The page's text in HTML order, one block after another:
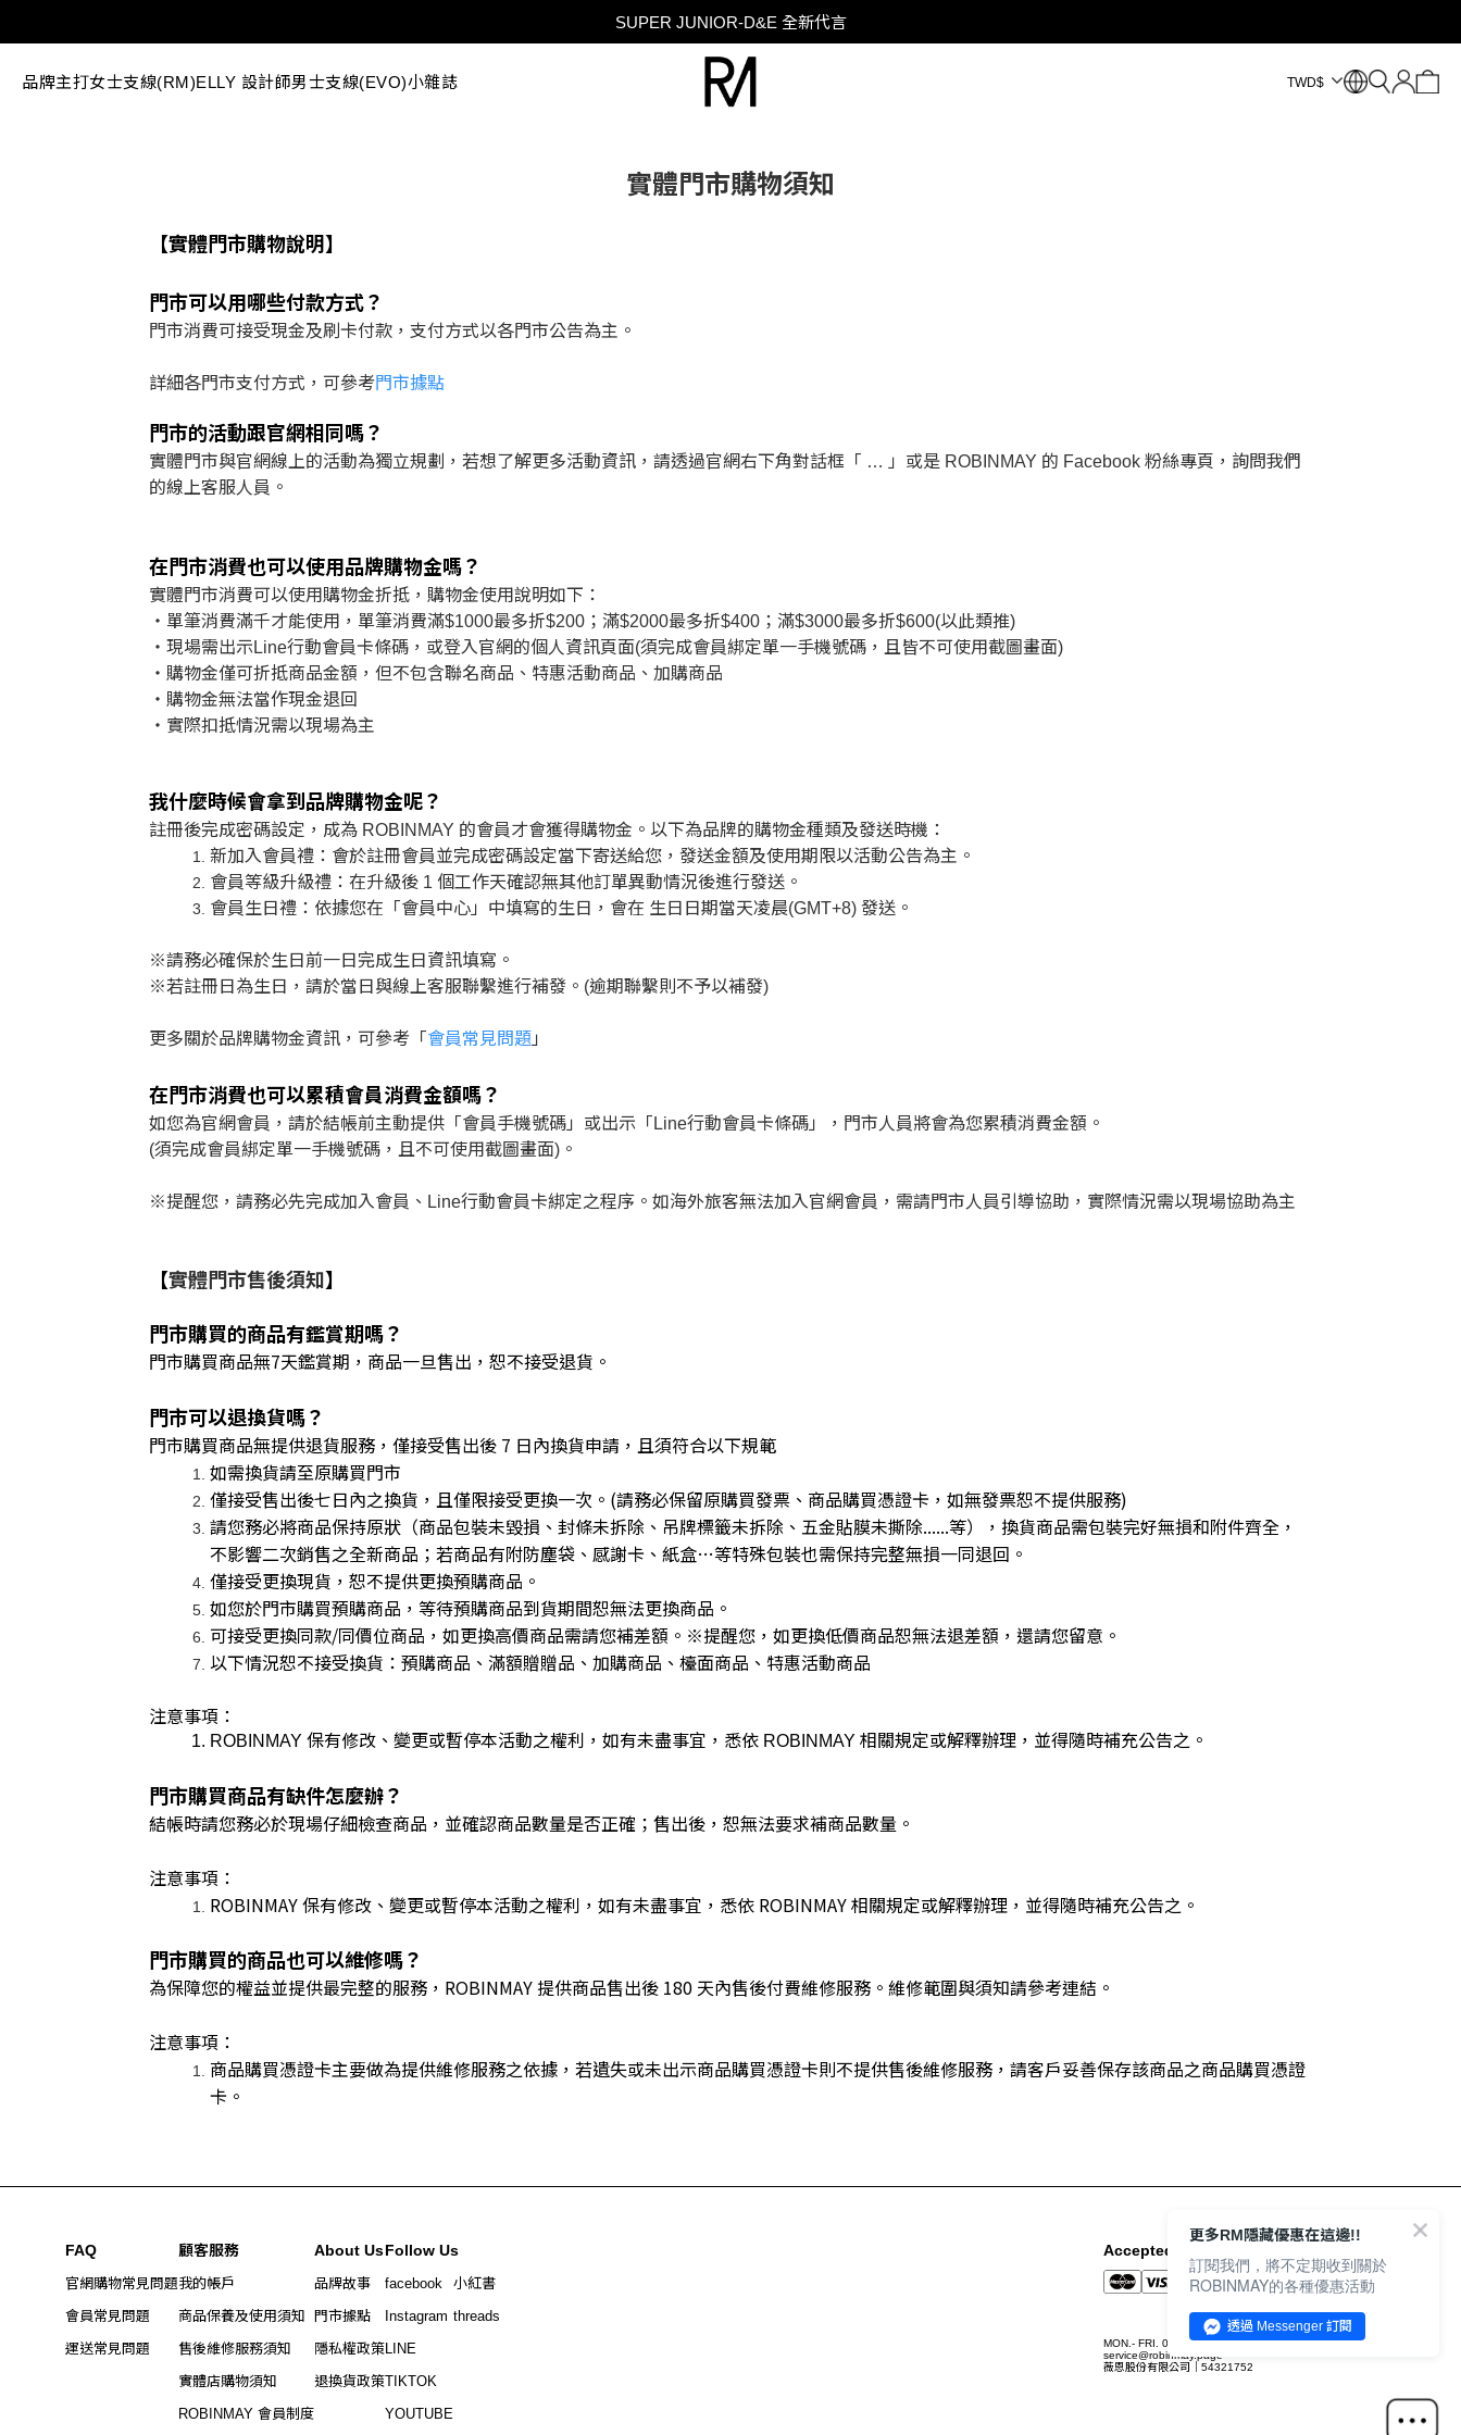
SUPER JUNIOR-D&E 全新代言
SUPER JUNIOR-D&E 全新代言
台灣限定 香膏禮盒隨贈限定香水小樣 贈完為止
SUPER JUNIOR-D&E 全新代言
品牌主打女士支線(RM)ELLY 設計師男士支線(EVO)小雜誌 $
TWD
實體門市購物須知
【實體門市購物說明】
門市可以用哪些付款方式？
門市消費可接受現金及刷卡付款，支付方式以各門市公告為主。
詳細各門市支付方式，可參考門市據點
門市的活動跟官網相同嗎？
實體門市與官網線上的活動為獨立規劃，若想了解更多活動資訊，請透過官網右下角對話框「 … 」或是 ROBINMAY 的 Facebook 粉絲專頁，詢問我們
的線上客服人員。
在門市消費也可以使用品牌購物金嗎？
實體門市消費可以使用購物金折抵，購物金使用說明如下：
・單筆消費滿千才能使用，單筆消費滿$1000最多折$200；滿$2000最多折$400；滿$3000最多折$600(以此類推)
・現場需出示Line行動會員卡條碼，或登入官網的個人資訊頁面(須完成會員綁定單一手機號碼，且皆不可使用截圖畫面)
・購物金僅可折抵商品金額，但不包含聯名商品、特惠活動商品、加購商品
・購物金無法當作現金退回
・實際扣抵情況需以現場為主
我什麼時候會拿到品牌購物金呢？
註冊後完成密碼設定，成為 ROBINMAY 的會員才會獲得購物金。以下為品牌的購物金種類及發送時機：
新加入會員禮：會於註冊會員並完成密碼設定當下寄送給您，發送金額及使用期限以活動公告為主。
會員等級升級禮：在升級後 1 個工作天確認無其他訂單異動情況後進行發送。
會員生日禮：依據您在「會員中心」中填寫的生日，會在 生日日期當天凌晨(GMT+8) 發送。
※請務必確保於生日前一日完成生日資訊填寫。
※若註冊日為生日，請於當日與線上客服聯繫進行補發。(逾期聯繫則不予以補發)
更多關於品牌購物金資訊，可參考「 會員常見問題 」
在門市消費也可以累積會員消費金額嗎？
如您為官網會員，請於結帳前主動提供「會員手機號碼」或出示「Line行動會員卡條碼」，門市人員將會為您累積消費金額。
(須完成會員綁定單一手機號碼，且不可使用截圖畫面)。
※提醒您，請務必先完成加入會員、Line行動會員卡綁定之程序。 如海外旅客無法加入官網會員，需請門市人員引導協助，實際情況需以現場協助為主
【實體門市售後須知 】
門市購買的商品有鑑賞期嗎？
門市購買商品無7天鑑賞期，商品一旦售出，恕不接受退貨。
門市可以退換貨嗎？
門市購買商品無提供退貨服務，僅接受售出後 7 日內換貨申請，且須符合以下規範
如需換貨請至原購買門市
僅接受售出後七日內之換貨，且僅限接受更換一次。(請務必保留原購買發票、商品購買憑證卡，如無發票恕不提供服務)
請您務必將商品保持原狀（商品包裝未毀損、封條未拆除、吊牌標籤未拆除、五金貼膜未撕除......等），換貨商品需包裝完好無損和附件齊全，
不影響二次銷售之全新商品；若商品有附防塵袋、感謝卡、紙盒…等特殊包裝也需保持完整無損一同退回。
僅接受更換現貨，恕不提供更換預購商品。
如您於門市購買預購商品，等待預購商品到貨期間恕無法更換商品。
可接受更換同款/同價位商品，如更換高價商品需請您補差額。※提醒您，如更換低價商品恕無法退差額，還請您留意。
以下情況恕不接受換貨：預購商品、滿額贈贈品、加購商品、檯面商品、特惠活動商品
注意事項：
ROBINMAY 保有修改、變更或暫停本活動之權利，如有未盡事宜，悉依 ROBINMAY 相關規定或解釋辦理，並得隨時補充公告之。
門市購買商品有缺件怎麼辦？
結帳時請您務必於現場仔細檢查商品，並確認商品數量是否正確；售出後，恕無法要求補商品數量。
注意事項：
ROBINMAY 保有修改、變更或暫停本活動之權利，如有未盡事宜，悉依 ROBINMAY 相關規定或解釋辦理，並得隨時補充公告之。
門市購買的商品也可以維修嗎？
為保障您的權益並提供最完整的服務，ROBINMAY 提供商品售出後 180 天內售後付費維修服務。維修範圍與須知請參考連結。
注意事項：
商品購買憑證卡主要做為提供維修服務之依據，若遺失或未出示商品購買憑證卡則不提供售後維修服務，請客戶妥善保存該商品之商品購買憑證
卡。
FAQ
官網購物常見問題
會員常見問題
運送常見問題
顧客服務
我的帳戶
商品保養及使用須知
售後維修服務須知
實體店購物須知
ROBINMAY 會員制度
About Us
品牌故事
門市據點
隱私權政策
退換貨政策
Follow Us
facebook
Instagram
LINE
TIKTOK
YOUTUBE
小紅書
threads
Accepted Payment Methods
MON.- FRI. 09:00-12:00 / 13:00-18:00
service@robinmay.page
薇恩股份有限公司｜54321752
更多RM隱藏優惠在這邊!!
訂閱我們，將不定期收到關於
ROBINMAY的各種優惠活動
透過 Messenger 訂閱